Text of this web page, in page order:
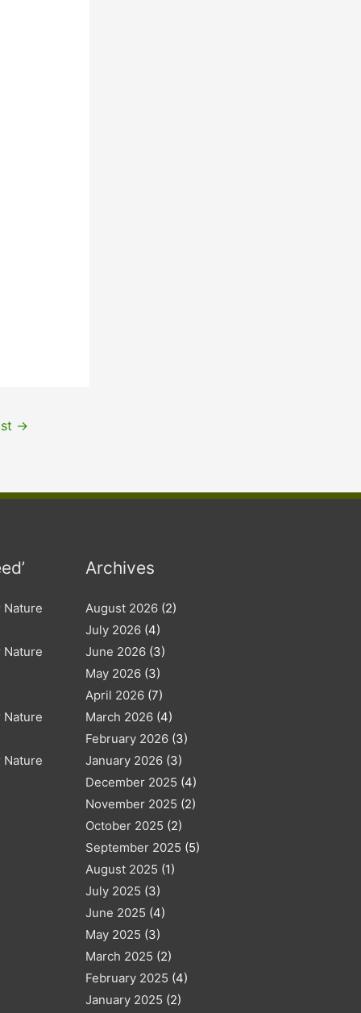
→
Nature
Nature
Nature
Nature
Archives
August 2026(2)
July 2026(4)
June 2026(3)
May 2026(3)
April 2026(7)
March 2026(4)
February 2026(3)
January 2026(3)
December 2025 (4)
November 2025 (2)
October 2025 (2)
September 2025 (5)
August 2025 (1)
July 2025 (3)
June 2025 (4)
May 2025 (3)
March 2025 (2)
February 2025 (4)
January 2025 (2)